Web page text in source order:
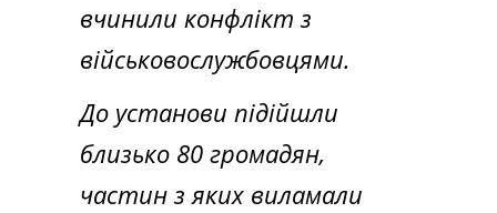
вчинили конфлікт з
військовослужбовцями.
До установи підійшли
близько 80 громадян,
частин з яких виламали